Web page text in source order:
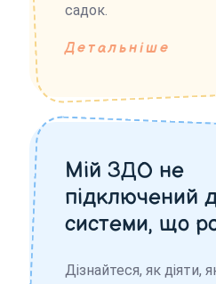
садок.
Детальніше
Мій ЗДО не
підключений
системи, що
Дізнайтеся, як діяти,